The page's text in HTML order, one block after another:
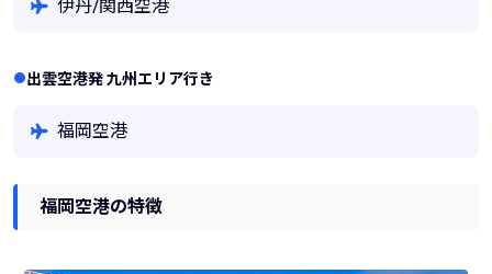
伊丹/関西空港
出雲空港発 九州エリア行き
福岡空港
福岡空港の特徴